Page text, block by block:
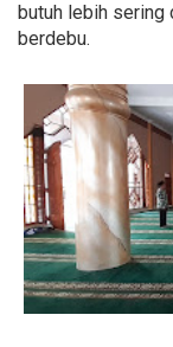
butuh lebih
berdebu.